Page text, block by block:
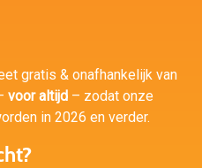
gratis & onafhankelijk van
voor altijd – zodat onze
in 2026 en verder.